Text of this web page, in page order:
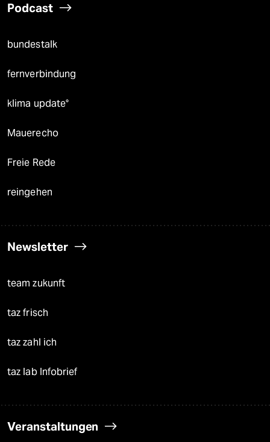
Podcast
bundestalk
fernverbindung
klima update°
Mauerecho
Freie Rede
reingehen
Newsletter
team zukunft
taz frisch
taz zahl ich
taz lab Infobrief
Veranstaltungen